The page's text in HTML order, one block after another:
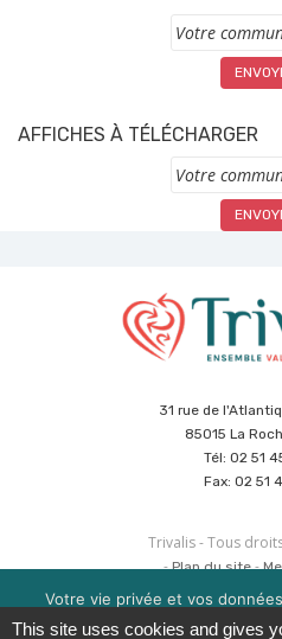
Commune
AFFICHES À TÉLÉCHARGER
Commune
31 rue de
85015 La
Tél: 02 51
Fax: 02 51
Trivalis - Tous
Plan du site
Politique de sécurité
Réalisation :Agence
Votre vie privée et vos
importants pour nous.
This site uses cookies and gives